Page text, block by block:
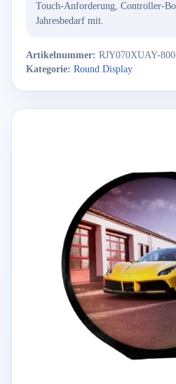
Touch-Anforderung, Controller-
Jahresbedarf mit.
Artikelnummer: RJY070XUAY-
Kategorie: Round Display